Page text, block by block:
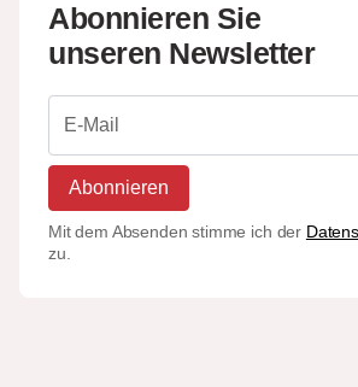
Abonnieren Sie
unseren Newsletter
Abonnieren
Mit dem Absenden stimme ich der
zu.